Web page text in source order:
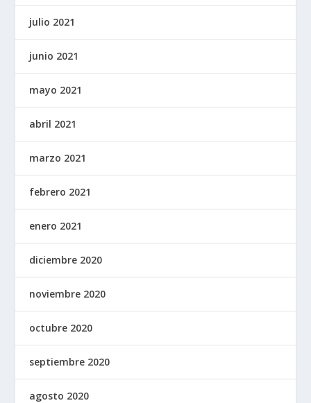
julio 2021
junio 2021
mayo 2021
abril 2021
marzo 2021
febrero 2021
enero 2021
diciembre 2020
noviembre 2020
octubre 2020
septiembre 2020
agosto 2020